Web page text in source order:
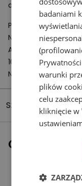
amortyzacji
Podmiot
New Balance Europe
A-Factorij,
1059 CH Amsterdam
Netherlands
Szczegóły
Ostatnio
badaniami
Prywatności
warunki
plików
celu
kliknięcie w